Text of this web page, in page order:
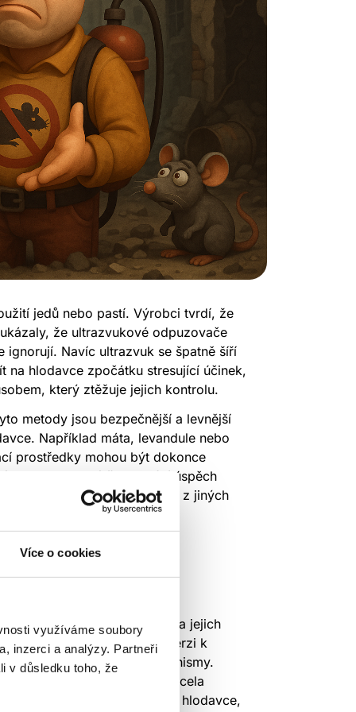
Více o cookies
využíváme soubory
inzerci a analýzy. Partneři
v důsledku toho, že
jedů nebo pastí. Výrobci tvrdí, že
že ultrazvukové odpuzovače
ignorují. Navíc ultrazvuk se špatně šíří
na hlodavce zpočátku stresující účinek,
který ztěžuje jejich kontrolu.
metody jsou bezpečnější a levnější
Například máta, levandule nebo
prostředky mohou být dokonce
eliminace. Lidé často hlásí úspěch
dočasně změnit chování z jiných
co nejsilnějších rodenticidů a jejich
si mohou vyvinout averzi k
zvířata a necílové organismy.
typu jedu může být zcela
typ jedu podle druhu hlodavce,